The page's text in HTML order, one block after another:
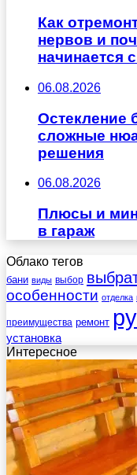
Как
нервов и
начинается
06.08.2026
Остекление
сложные
решения
06.08.2026
Плюсы и
в гараж
Облако тегов
бани виды выбор
особенности отделка
преимущества ремонт
установка
Интересное